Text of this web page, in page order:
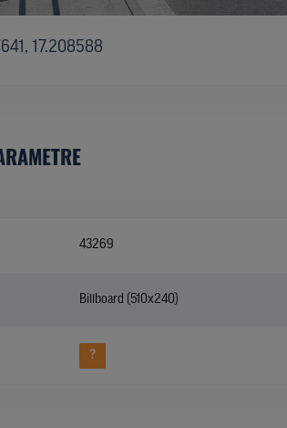
17.208588
43269
Billboard (510x240)
?